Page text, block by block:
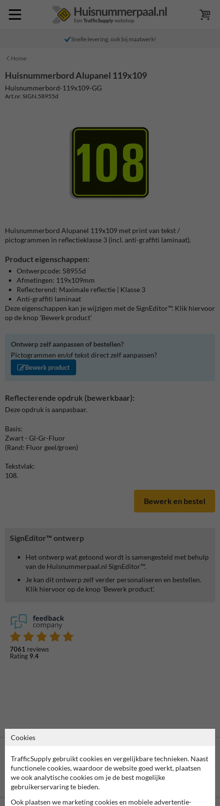
Snelle levering, ook bij maatwerk!
Home
SignEditor™ ontwerp
Het ontwerp wat getoond wordt is samengesteld met behulp
van de Huisnummerpaal.nl SignEditor™.
Je kan dit ontwerp zelf verder personaliseren en bestellen.
Klik hiervoor op de knop 'Bewerk product'.
7061 reviews
Rating 9.4
Huisnummerbord Alupanel 119x109
Huisnummerbord-119x109-GG
Art.nr. SIGN.58955d
Huisnummerbord Alupanel 119x109 met print van tekst /
pictogrammen in reflectieklasse 3 (incl. anti-graffiti laminaat).
Product eigenschappen:
Ontwerpcode: 58955d
Afmetingen: 119x109mm
Reflecterend: Maximale reflectie | Klasse 3
Anti-graffiti laminaat
Deze eigenschappen kan je wijzigen met de SignEditor™. Klik hiervoor
op de knop 'Bewerk product'
Ontwerp zelf aanpassen of bestellen?
Pictogrammen en/of tekst direct zelf aanpassen?
Bewerk product
Reflecterende opdruk (bewerkbaar):
Deze opdruk is aanpasbaar.
Basis:
Zwart - Gl-Gr-Fluor
(Rand: Fluor geel/groen)
Tekstvlak:
108.
Bewerk en bestel
Betaling achteraf
Cookies
TrafficSupply gebruikt cookies en vergelijkbare technieken. Naast
functionele cookies, waardoor de website goed werkt, plaatsen
we ook analytische cookies om je de best mogelijke
gebruikerservaring te bieden.
Ook plaatsen we marketing cookies en mobiele advertentie-